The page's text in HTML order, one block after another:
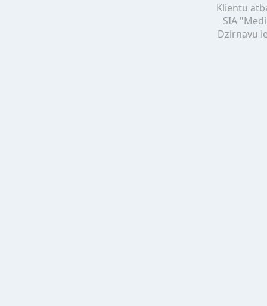
Klientu
SIA
Dzirnavu